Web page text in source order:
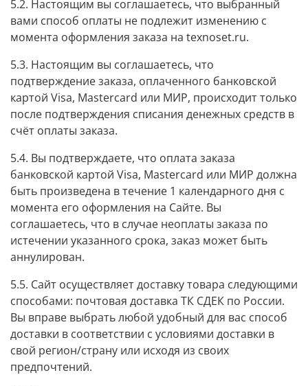
5.2. Настоящим вы соглашаетесь, что выбранный
вами способ оплаты не подлежит изменению с
момента оформления заказа на texnoset.ru.
5.3. Настоящим вы соглашаетесь, что
подтверждение заказа, оплаченного банковской
картой Visa, Mastercard или МИР, происходит только
после подтверждения списания денежных средств в
счёт оплаты заказа.
5.4. Вы подтверждаете, что оплата заказа
банковской картой Visa, Mastercard или МИР должна
быть произведена в течение 1 календарного дня с
момента его оформления на Сайте. Вы
соглашаетесь, что в случае неоплаты заказа по
истечении указанного срока, заказ может быть
аннулирован.
5.5. Сайт осуществляет доставку товара следующими
способами: почтовая доставка ТК СДЕК по России.
Вы вправе выбрать любой удобный для вас способ
доставки в соответствии с условиями доставки в
свой регион/страну или исходя из своих
предпочтений.